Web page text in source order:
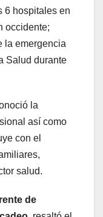
6 hospitales en
occidente;
la emergencia
Salud durante
la
así como
con el
salud.
de